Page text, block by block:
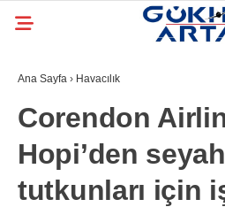
Ana Sayfa › Havacılık
Corendon
Hopi’den
tutkunları için